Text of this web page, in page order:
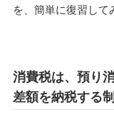
を、簡単に復習して
消費税は、預り
差額を納税する